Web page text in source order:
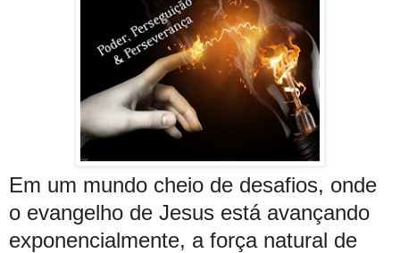
Em um mundo cheio de desafios, onde
o evangelho de Jesus está avançando
exponencialmente, a força natural de